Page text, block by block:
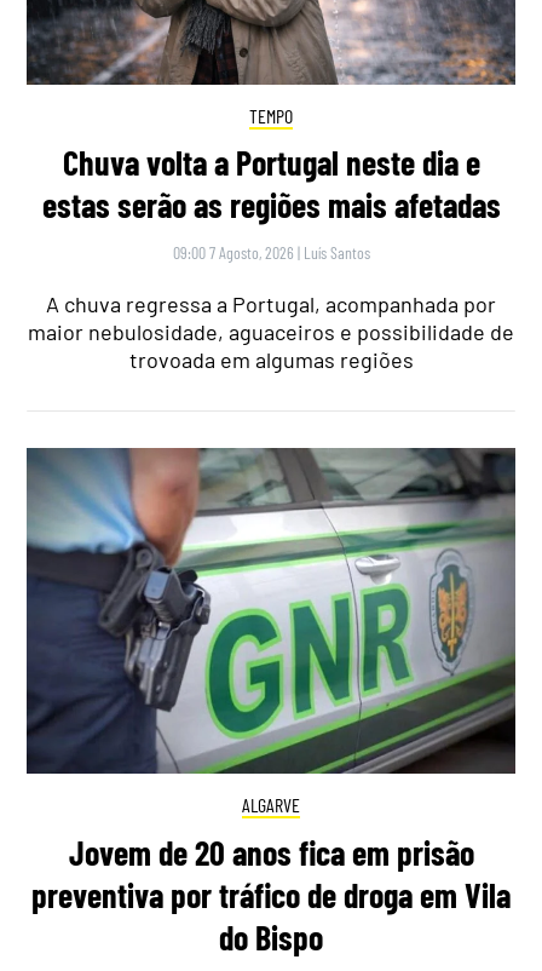
TEMPO
Chuva volta a Portugal neste dia e
estas serão as regiões mais afetadas
09:00 7 Agosto, 2026 | Luís Santos
A chuva regressa a Portugal, acompanhada por
maior nebulosidade, aguaceiros e possibilidade de
trovoada em algumas regiões
ALGARVE
Jovem de 20 anos fica em prisão
preventiva por tráfico de droga em Vila
do Bispo